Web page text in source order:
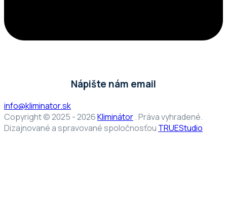
Nápište nám email
info@kliminator.sk
Copyright © 2025 - 2026Kliminátor. Práva vyhradené.
Dizajnované a spravované spoločnosťou TRUEStudio